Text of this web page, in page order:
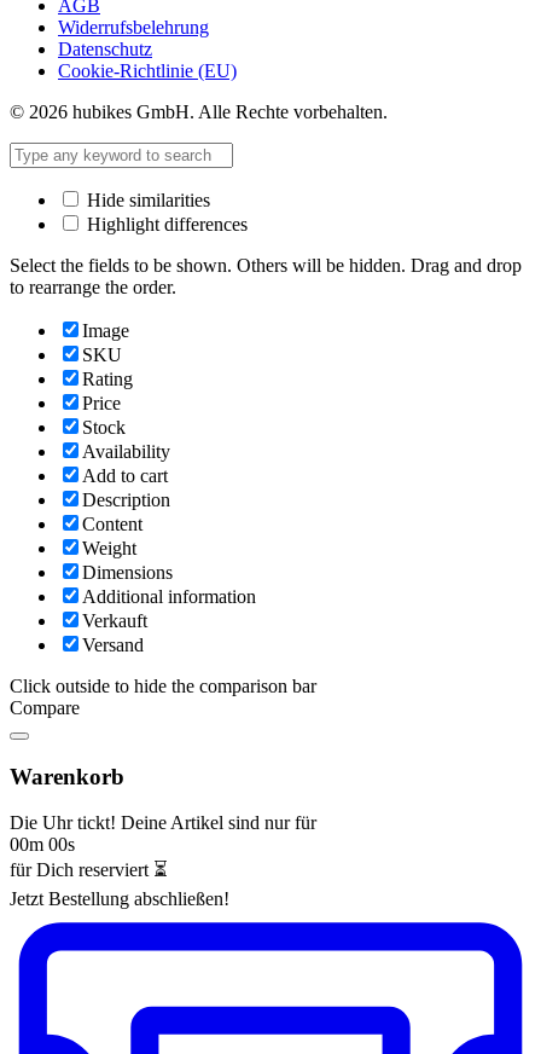
AGB
Widerrufsbelehrung
Datenschutz
Cookie-Richtlinie (EU)
© 2026 hubikes GmbH. Alle Rechte vorbehalten.
Hide similarities
Highlight differences
Select the fields to be shown. Others will be hidden. Drag and drop
to rearrange the order.
Image
SKU
Rating
Price
Stock
Availability
Add to cart
Description
Content
Weight
Dimensions
Additional information
Verkauft
Versand
Click outside to hide the comparison bar
Compare
Warenkorb
Die Uhr tickt! Deine Artikel sind nur für
00m 00s
für Dich reserviert ⏳
Jetzt Bestellung abschließen!